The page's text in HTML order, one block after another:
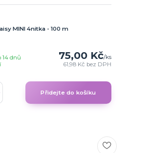
MINI 4nitka - 100 m
75,00 Kč/ks
61,98 Kč bez DPH
14 dnů
Přidejte do košíku